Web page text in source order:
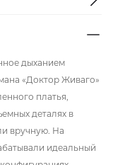
дыханием
«Доктор Живаго»
платья,
деталях в
вручную. На
идеальный